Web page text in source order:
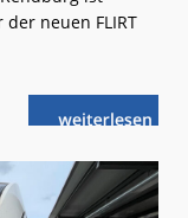
neuen FLIRT
weiterlese
n